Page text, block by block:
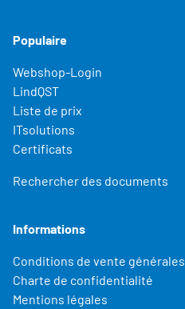
Populaire
Webshop-Login
LindQST
Liste de prix
ITsolutions
Certificats
Rechercher des documents
Informations
Conditions de vente générales
Charte de confidentialité
Mentions légales